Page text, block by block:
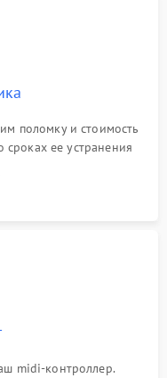
поломку и стоимость
ее устранения
midi-контроллер.